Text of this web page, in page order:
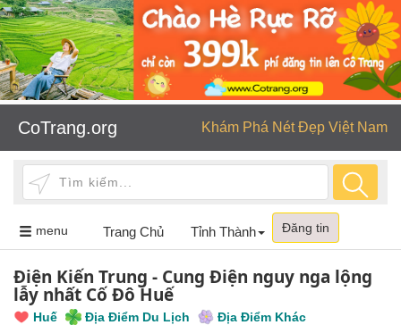
CoTrang.org Khám Phá Nét Đẹp Việt Nam
menu Toggle
navigation
Trang Chủ Tỉnh Thành Đăng tin
Điện Kiến Trung - Cung Điện nguy nga lộng
lẫy nhất Cố Đô Huế
Huế Địa Điểm Du Lịch Địa Điểm Khác